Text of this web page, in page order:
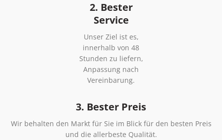
2. Bester
Service
Unser Ziel ist es,
innerhalb von 48
Stunden zu liefern,
Anpassung nach
Vereinbarung.
3. Bester Preis
Wir behalten den Markt für Sie im Blick für den besten Preis
und die allerbeste Qualität.